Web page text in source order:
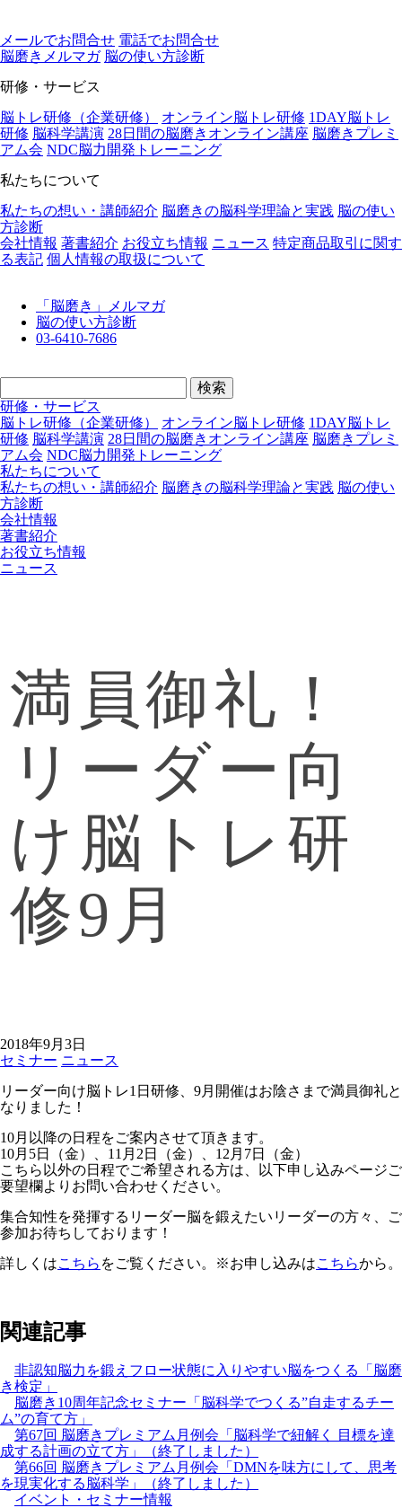
メールでお問合せ 電話でお問合せ
脳磨きメルマガ 脳の使い⽅診断
研修・サービス
脳トレ研修（企業研修）
オンライン脳トレ研修 1DAY脳トレ
研修 脳科学講演 28日間の脳磨きオンライン講座 脳磨きプレミ
アム会 NDC脳力開発トレーニング
私たちについて
私たちの想い・講師紹介 脳磨きの脳科学理論と実践 脳の使い
方診断
会社情報 著書紹介 お役立ち情報 ニュース 特定商品取引に関す
る表記 個人情報の取扱について
「脳磨き」メルマガ
脳の使い方診断
03-6410-7686
索:
研修・サービス
脳トレ研修（企業研修）
オンライン脳トレ研修 1DAY脳トレ
研修 脳科学講演 28日間の脳磨きオンライン講座 脳磨きプレミ
アム会 NDC脳力開発トレーニング
私たちについて
私たちの想い・講師紹介 脳磨きの脳科学理論と実践 脳の使い
方診断
会社情報
著書紹介
お役立ち情報
ニュース
満員御礼！
リーダー向
け脳トレ研
修9月
2018年9月3日
セミナー ニュース
リーダー向け脳トレ1日研修、9月開催はお陰さまで満員御礼と
なりました！
10月以降の日程をご案内させて頂きます。
10月5日（金）、11月2日（金）、12月7日（金）
こちら以外の日程でご希望される方は、以下申し込みページご
要望欄よりお問い合わせください。
集合知性を発揮するリーダー脳を鍛えたいリーダーの方々、ご
参加お待ちしております！
詳しくはこちら をご覧ください。※お申し込みはこちらから。
関連記事
非認知脳力を鍛えフロー状態に入りやすい脳をつくる「脳磨
き検定」
脳磨き10周年記念セミナー「脳科学でつくる”自走するチー
ム”の育て方」
第67回 脳磨きプレミアム月例会「脳科学で紐解く 目標を達
成する計画の立て方」（終了しました）
第66回 脳磨きプレミアム月例会「DMNを味方にして、思考
を現実化する脳科学」（終了しました）
イベント・セミナー情報